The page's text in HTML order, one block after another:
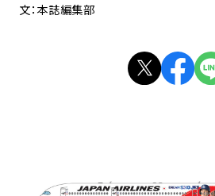
文：本誌編集部